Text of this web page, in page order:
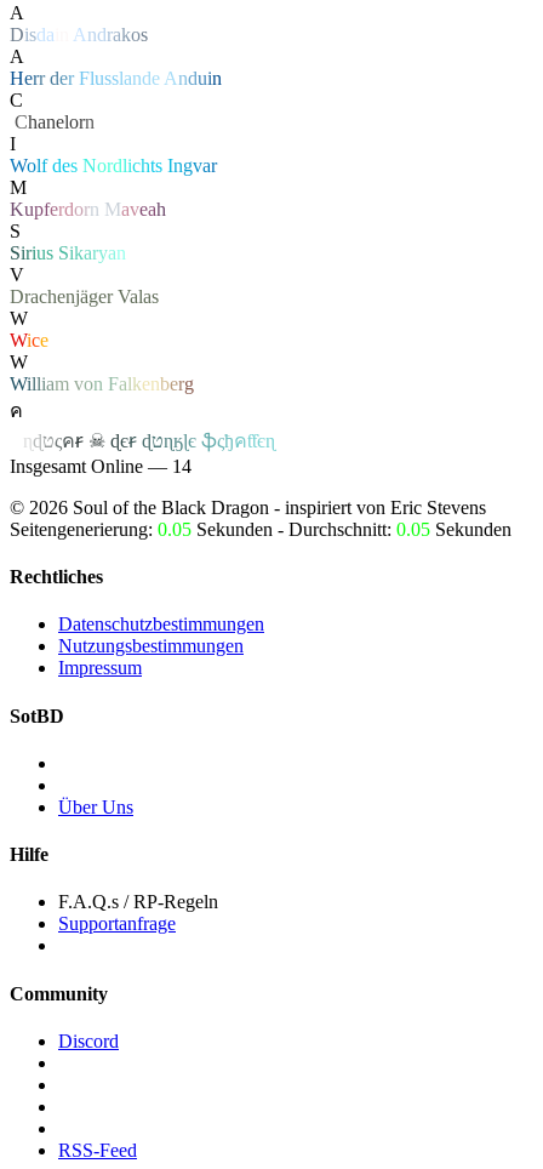
A
Disda Andrakos
A
HerrderFlusslande Anduin
C
Chanelorn
I
Wolfdes Nordlichts Ingvar
M
Kupferdorn Maveah
S
Sirius Sikaryan
V
Drachenjäger Valas
W
Wice
W
William von Falkenberg
ค
ɳɖטςคꞧ ☠ ɖєꞧ ɖטɳӄɭє ֆςђคƭƭєɳ
Insgesamt Online — 14
© 2026 Soul of the Black Dragon - inspiriert von Eric Stevens
Seitengenerierung: 0.05 Sekunden - Durchschnitt: 0.05 Sekunden
Rechtliches
Datenschutzbestimmungen
Nutzungsbestimmungen
Impressum
SotBD
Über Uns
Hilfe
F.A.Q.s / RP-Regeln
Supportanfrage
Community
Discord
RSS-Feed